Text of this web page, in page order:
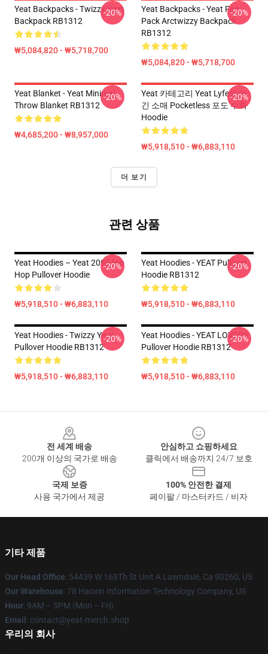
Yeat Backpacks - Twizzy Yeat
Backpack RB1312
₩5,084,820 - ₩5,718,700
-20%
Yeat Backpacks - Yeat Fan
Pack Arctwizzy Backpack
RB1312
₩5,084,820 - ₩5,718,700
-20%
Yeat Blanket - Yeat Minimal
Throw Blanket RB1312
₩4,685,200 - ₩8,957,000
-20%
Yeat 카테고리 Yeat Lyfestyle
긴 소매 Pocketless 포도 수확
Hoodie
₩5,918,510 - ₩6,883,110
-20%
더 보기
관련 상품
Yeat Hoodies – Yeat 2093 Hip
Hop Pullover Hoodie
₩5,918,510 - ₩6,883,110
-20%
Yeat Hoodies - YEAT Pullover
Hoodie RB1312
₩5,918,510 - ₩6,883,110
-20%
Yeat Hoodies - Twizzy Yeat
Pullover Hoodie RB1312
₩5,918,510 - ₩6,883,110
-20%
Yeat Hoodies - YEAT LOVERS
Pullover Hoodie RB1312
₩5,918,510 - ₩6,883,110
-20%
전 세계 배송
200개 이상의 국가로 배송
안심하고 쇼핑하세요
클릭에서 배송까지 24/7 보호
국제 보증
사용 국가에서 제공
100% 안전한 결제
페이팔 / 마스터카드 / 비자
기타 제품
Our Head Office: 54439 W 168Th St Unit A Lawndale, Ca 90260, US
Our Warehouse: 78 Haoxin Information Technology Company, US
Hour: 9AM – 5PM (Mon – Fri)
Email : contact@yeat-merch.shop
우리의 회사